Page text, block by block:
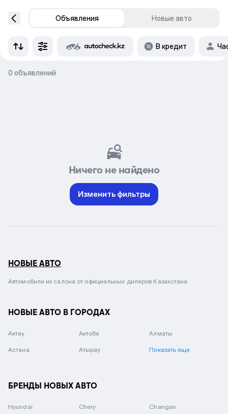
Объявления Новые авто
В кредит
0 объявлений
Ничего не найдено
Изменить фильтры
НОВЫЕ АВТО
Автомобили из салона от официальных дилеров Казахстана.
НОВЫЕ АВТО В ГОРОДАХ
Актау Актобе Алматы
Астана Атырау Показать еще
БРЕНДЫ НОВЫХ АВТО
Hyundai Chery Changan